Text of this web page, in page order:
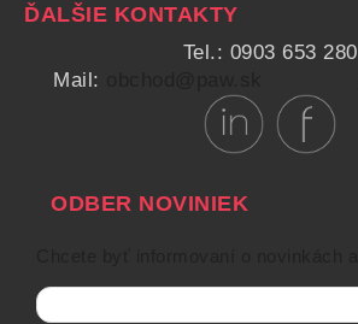
ĎALŠIE KONTAKTY
Tel.: 0903 653 280
Mail:
ODBER NOVINIEK